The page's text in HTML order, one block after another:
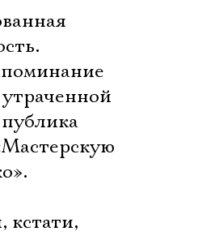
кстати,